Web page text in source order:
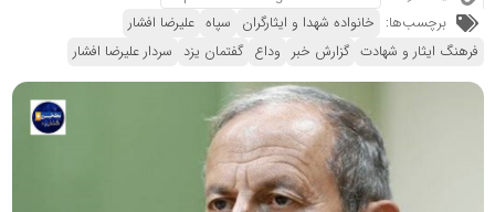
برچسب‌ها: خانواده شهدا و ایثارگران سپاه علیرضا افشار
فرهنگ ایثار و شهادت گزارش خبر وداع گفتمان یزد سردار علیرضا افشار